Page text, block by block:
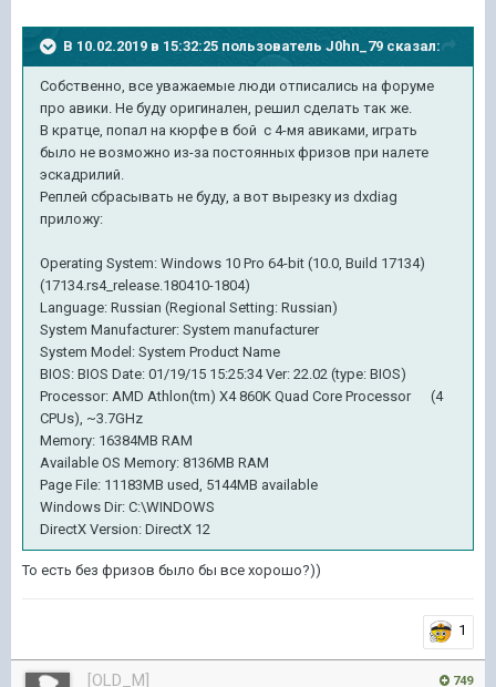
В 10.02.2019 в 15:32:25 пользователь J0hn_79 сказал:
Собственно, все уважаемые люди отписались на форуме
про авики. Не буду оригинален, решил сделать так же.
В кратце, попал на кюрфе в бой с 4-мя авиками, играть
было не возможно из-за постоянных фризов при налете
эскадрилий.
Реплей сбрасывать не буду, а вот вырезку из dxdiag
приложу:
Operating System: Windows 10 Pro 64-bit (10.0, Build 17134)
(17134.rs4_release.180410-1804)
Language: Russian (Regional Setting: Russian)
System Manufacturer: System manufacturer
System Model: System Product Name
BIOS: BIOS Date: 01/19/15 15:25:34 Ver: 22.02 (type: BIOS)
Processor: AMD Athlon(tm) X4 860K Quad Core Processor (4
CPUs), ~3.7GHz
Memory: 16384MB RAM
Available OS Memory: 8136MB RAM
Page File: 11183MB used, 5144MB available
Windows Dir: C:\WINDOWS
DirectX Version: DirectX 12
То есть без фризов было бы все хорошо?))
1
749
[OLD_M]